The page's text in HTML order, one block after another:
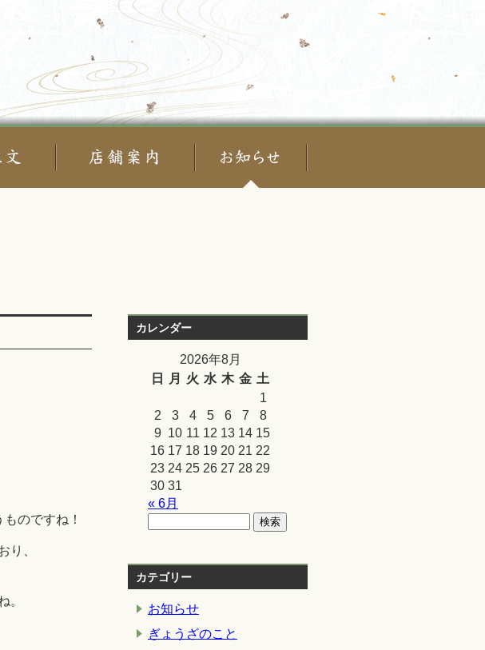
のですね！
り、
。
カレンダー
2026年8月
日
月 火 水 木 金 土
1
2
3 4 5 6 7
8
9 10 11 12 13 14 15
16 17 18 19 20 21 22
23 24 25 26 27 28 29
30 31
« 6月
カテゴリー
お知らせ
ぎょうざのこと